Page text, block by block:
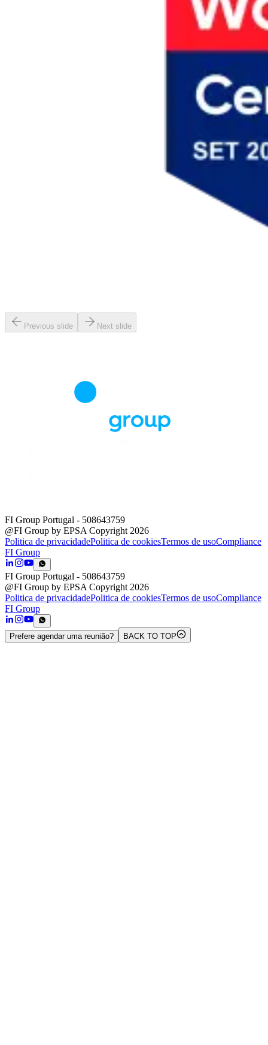
Previous slide Next slide
FI Group Portugal - 508643759
@FI Group by EPSA Copyright 2026
Politica de privacidadePolitica de cookiesTermos de usoCompliance
FI Group
FI Group Portugal - 508643759
@FI Group by EPSA Copyright 2026
Politica de privacidadePolitica de cookiesTermos de usoCompliance
FI Group
Prefere agendar uma reunião? BACK TO TOP